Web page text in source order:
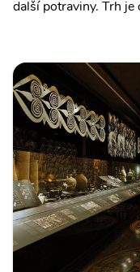
další potraviny. Trh